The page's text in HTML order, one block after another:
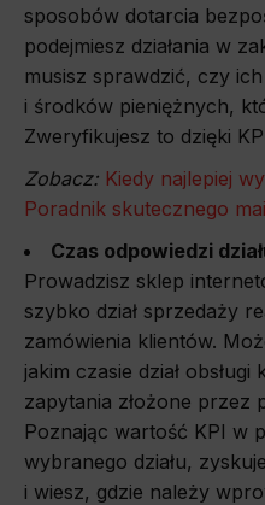
sposobów dotarcia
podejmiesz działania w
musisz sprawdzić, czy
i środków pieniężnych,
Zweryfikujesz to dzięki
Zobacz: Kiedy najlepiej
Poradnik skutecznego
Czas odpowiedzi
Prowadzisz sklep
szybko dział sprzedaży
zamówienia klientów.
jakim czasie dział
zapytania złożone przez
Poznając wartość KPI w
wybranego działu,
i wiesz, gdzie należy